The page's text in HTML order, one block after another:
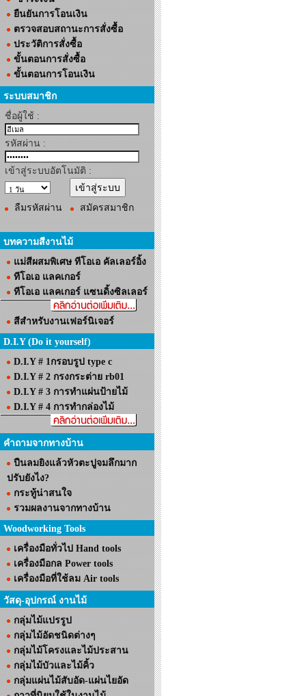
ยืนยันการโอนเงิน
ตรวจสอบสถานะการสั่งซื้อ
ประวัติการสั่งซื้อ
ขั้นตอนการสั่งซื้อ
ขั้นตอนการโอนเงิน
ระบบสมาชิก
ชื่อผู้ใช้ :
รหัสผ่าน :
เข้าสู่ระบบอัตโนมัติ :
ลืมรหัสผ่าน สมัครสมาชิก
บทความสีงานไม้
แม่สีผสมพิเศษ ทีโอเอ คัลเลอร์อิ้ง
ทีโอเอ แลคเกอร์
ทีโอเอ แลคเกอร์ แซนดิ้งซิลเลอร์
สีสำหรับงานเฟอร์นิเจอร์
D.I.Y (Do it yourself)
D.I.Y # 1กรอบรูป type c
D.I.Y # 2 กรงกระต่าย rb01
D.I.Y # 3 การทำแผ่นป้ายไม้
D.I.Y # 4 การทำกล่องไม้
คำถามจากทางบ้าน
ปืนลมยิงแล้วหัวตะปูจมลึกมาก
ปรับยังไง?
กระทู้น่าสนใจ
รวมผลงานจากทางบ้าน
Woodworking Tools
เครื่องมือทั่วไป Hand tools
เครื่องมือกล Power tools
เครื่องมือที่ใช้ลม Air tools
วัสดุ-อุปกรณ์ งานไม้
กลุ่มไม้แปรรูป
กลุ่มไม้อัดชนิดต่างๆ
กลุ่มไม้โครงและไม้ประสาน
กลุ่มไม้บัวและไม้คิ้ว
กลุ่มแผ่นไม้สับอัด-แผ่นไยอัด